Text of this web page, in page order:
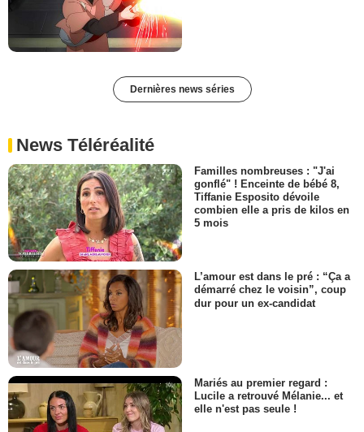
Dernières news séries
News Téléréalité
Familles nombreuses : "J'ai
gonflé" ! Enceinte de bébé 8,
Tiffanie Esposito dévoile
combien elle a pris de kilos en
5 mois
L’amour est dans le pré : “Ça a
démarré chez le voisin”, coup
dur pour un ex-candidat
Mariés au premier regard :
Lucile a retrouvé Mélanie... et
elle n'est pas seule !